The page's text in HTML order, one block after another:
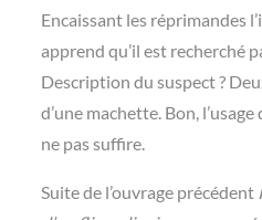
Encaissant les réprimandes
apprend qu’il est recherché
Description du suspect ?
d’une machette. Bon,
ne pas suffire.
Suite de l’ouvrage précédent